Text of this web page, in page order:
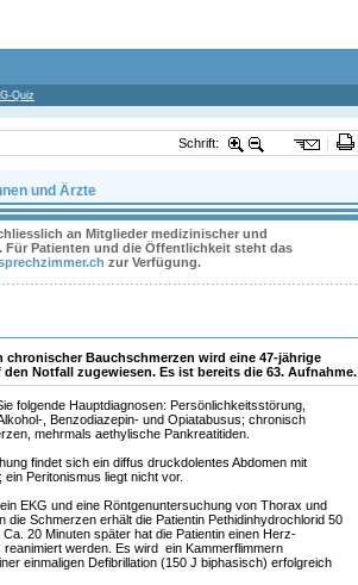
Quiz
Schrift:
und Ärzte
an Mitglieder medizinischer und
Für Patienten und die Öffentlichkeit steht das
zur Verfügung.
chronischer Bauchschmerzen wird eine 47-jährige
Notfall zugewiesen. Es ist bereits die 63. Aufnahme.
folgende Hauptdiagnosen: Persönlichkeitsstörung,
, Benzodiazepin- und Opiatabusus; chronisch
mehrmals aethylische Pankreatitiden.
findet sich ein diffus druckdolentes Abdomen mit
Peritonismus liegt nicht vor.
EKG und eine Röntgenuntersuchung von Thorax und
die Schmerzen erhält die Patientin Pethidinhydrochlorid 50
20 Minuten später hat die Patientin einen Herz-
werden. Es wird ein Kammerflimmern
einmaligen Defibrillation (150 J biphasisch) erfolgreich